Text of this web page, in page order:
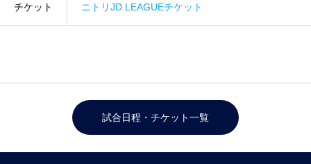
チケット ニトリJD.LEAGUEチケット
試合日程・チケット一覧